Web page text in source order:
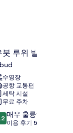
붓 루위 빌라
수영장
공항 교통편
세탁 시설
무료 주차
매우 훌륭해요
이용 후기 58개